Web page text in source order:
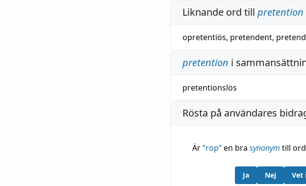
Liknande ord till pretention
opretentiös, pretendent,
pretention i
pretentionslös
Rösta på användares
Är“rop”en bra synonym till
Ja Nej Vet